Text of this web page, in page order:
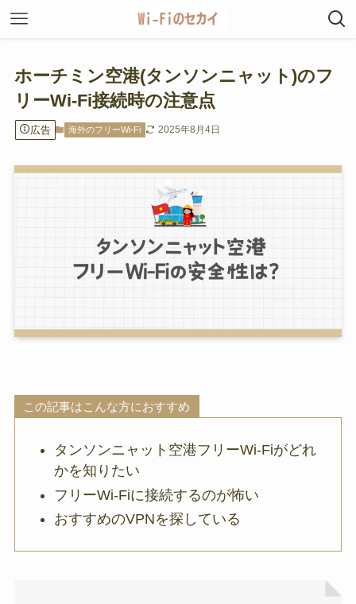
ホーチミン空港(タンソンニャット)のフ
リーWi-Fi接続時の注意点
広告 海外のフリーWi-Fi 2025年8月4日
この記事はこんな方におすすめ
タンソンニャット空港フリーWi-Fiがどれ
かを知りたい
フリーWi-Fiに接続するのが怖い
おすすめのVPNを探している